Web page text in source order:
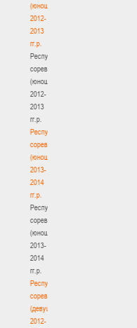
(юноши)
2012-
2013
гг.р.
Республиканские
соревнования
(юноши)
2012-
2013
гг.р.
Республиканские
соревнования
(юноши)
2013-
2014
гг.р.
Республиканские
соревнования
(юноши)
2013-
2014
гг.р.
Республиканские
соревнования
(девушки)
2012-